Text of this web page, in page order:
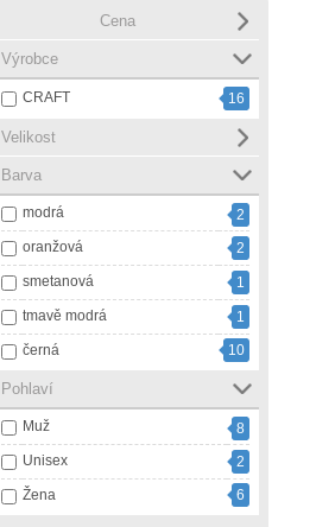
Cena
Výrobce
CRAFT 16
Velikost
Barva
modrá
2
oranžová
2
smetanová
1
tmavě modrá
1
černá
10
Pohlaví
Muž
8
Unisex
2
Žena
6